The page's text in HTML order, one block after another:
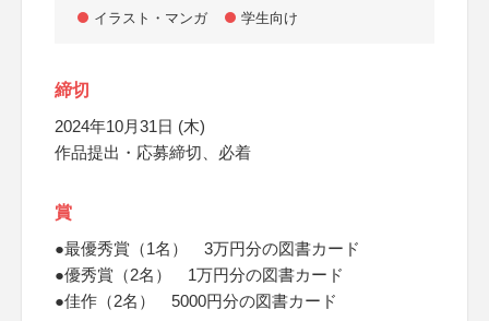
イラスト・マンガ
学生向け
締切
2024年10月31日 (木)
作品提出・応募締切、必着
賞
●最優秀賞（1名） 3万円分の図書カード
●優秀賞（2名） 1万円分の図書カード
●佳作（2名） 5000円分の図書カード